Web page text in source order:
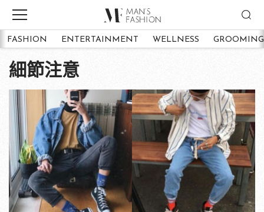
FASHION ENTERTAINMENT WELLNESS GROOMING
細節注意